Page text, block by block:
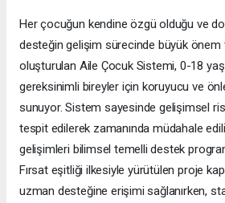
Her çocuğun kendine özgü olduğu ve
desteğin gelişim sürecinde büyük önem
oluşturulan Aile Çocuk Sistemi, 0-18
gereksinimli bireyler için koruyucu ve
sunuyor. Sistem sayesinde gelişimsel
tespit edilerek zamanında müdahale
gelişimleri bilimsel temelli destek
Fırsat eşitliği ilkesiyle yürütülen proje
uzman desteğine erişimi sağlanırken,